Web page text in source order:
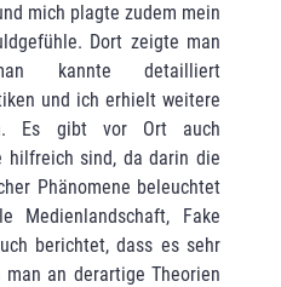
mich plagte zudem mein
Dort zeigte man
kannte detailliert
und ich erhielt weitere
Es gibt vor Ort auch
hilfreich sind, da darin die
Phänomene beleuchtet
Medienlandschaft, Fake
berichtet, dass es sehr
an derartige Theorien